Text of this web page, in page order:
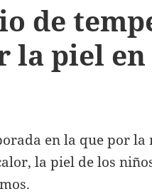
de
la piel
en la que por
la piel de los